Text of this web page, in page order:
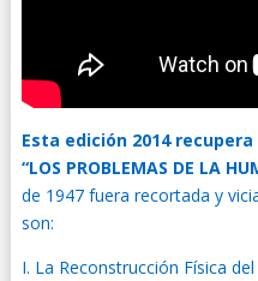
Esta edición 2014 recupera
“LOS PROBLEMAS DE LA
de 1947 fuera recortada y
son:
I. La Reconstrucción Física